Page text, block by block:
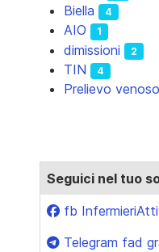
Biella 4
AIO 1
dimissioni 2
TIN 4
Prelievo venoso
Seguici nel tuo
fb
Telegram fad